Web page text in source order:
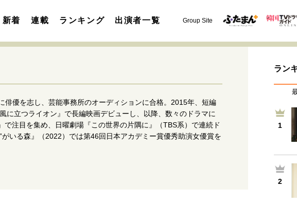
新着 連載 ランキング 出演者一覧 Group Site
運命を変えた出会い 決断の裏側 挫折からの再起 未知への挑戦
プ
ファーストキャ
優を志し、芸能事務所のオーディションに合格。2015年、短編
に立つライオン』で長編映画デビューし、以降、数々のドラマに
注目を集め、日曜劇場『この世界の片隅に』（TBS系）で連続ド
いる森』（2022）では第46回日本アカデミー賞優秀助演女優賞を
ラン
1
2